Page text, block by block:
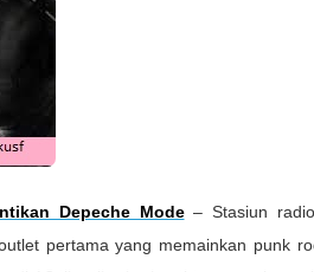
Depeche Mode– Stasiun
pertama yang memainkan punk